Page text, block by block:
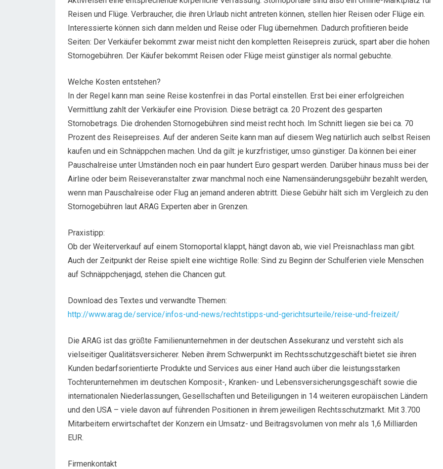
Reisen und Flüge. Verbraucher, die ihren Urlaub nicht antreten können, stellen hier Reisen oder Flüge ein.
Interessierte können sich dann melden und Reise oder Flug übernehmen. Dadurch profitieren beide
Seiten: Der Verkäufer bekommt zwar meist nicht den kompletten Reisepreis zurück, spart aber die hohen
Stornogebühren. Der Käufer bekommt Reisen oder Flüge meist günstiger als normal gebuchte.
Welche Kosten entstehen?
In der Regel kann man seine Reise kostenfrei in das Portal einstellen. Erst bei einer erfolgreichen
Vermittlung zahlt der Verkäufer eine Provision. Diese beträgt ca. 20 Prozent des gesparten
Stornobetrags. Die drohenden Stornogebühren sind meist recht hoch. Im Schnitt liegen sie bei ca. 70
Prozent des Reisepreises. Auf der anderen Seite kann man auf diesem Weg natürlich auch selbst Reisen
kaufen und ein Schnäppchen machen. Und da gilt: je kurzfristiger, umso günstiger. Da können bei einer
Pauschalreise unter Umständen noch ein paar hundert Euro gespart werden. Darüber hinaus muss bei der
Airline oder beim Reiseveranstalter zwar manchmal noch eine Namensänderungsgebühr bezahlt werden,
wenn man Pauschalreise oder Flug an jemand anderen abtritt. Diese Gebühr hält sich im Vergleich zu den
Stornogebühren laut ARAG Experten aber in Grenzen.
Praxistipp:
Ob der Weiterverkauf auf einem Stornoportal klappt, hängt davon ab, wie viel Preisnachlass man gibt.
Auch der Zeitpunkt der Reise spielt eine wichtige Rolle: Sind zu Beginn der Schulferien viele Menschen
auf Schnäppchenjagd, stehen die Chancen gut.
Download des Textes und verwandte Themen:
http://www.arag.de/service/infos-und-news/rechtstipps-und-gerichtsurteile/reise-und-freizeit/
Die ARAG ist das größte Familienunternehmen in der deutschen Assekuranz und versteht sich als
vielseitiger Qualitätsversicherer. Neben ihrem Schwerpunkt im Rechtsschutzgeschäft bietet sie ihren
Kunden bedarfsorientierte Produkte und Services aus einer Hand auch über die leistungsstarken
Tochterunternehmen im deutschen Komposit-, Kranken- und Lebensversicherungsgeschäft sowie die
internationalen Niederlassungen, Gesellschaften und Beteiligungen in 14 weiteren europäischen Ländern
und den USA – viele davon auf führenden Positionen in ihrem jeweiligen Rechtsschutzmarkt. Mit 3.700
Mitarbeitern erwirtschaftet der Konzern ein Umsatz- und Beitragsvolumen von mehr als 1,6 Milliarden
EUR.
Firmenkontakt